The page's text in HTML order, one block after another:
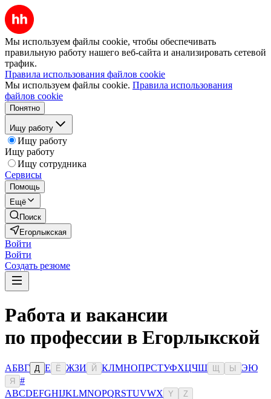
Мы используем файлы cookie, чтобы обеспечивать
правильную работу нашего веб-сайта и анализировать сетевой
трафик.
Правила использования файлов cookie
Мы используем файлы cookie. Правила использования
файлов cookie
Понятно
Ищу работу
Ищу работу
Ищу работу
Ищу сотрудника
Сервисы
Помощь
Ещё
Поиск
Егорлыкская
Войти
Войти
Создать резюме
Работа и вакансии
по профессии в Егорлыкской
АБВГ Д Е Ё ЖЗИ Й КЛМНОПРСТУФХЦЧШ Ы ЭЮ
Я
#
ABCDEFGHIJKLMNOPQRSTUVWX Y Z